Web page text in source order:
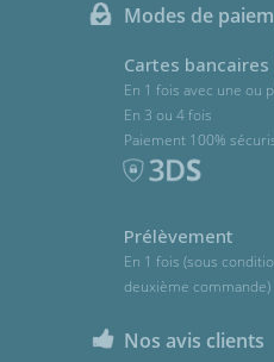
Modes de
Cartes bancaires
En 1 fois avec une ou
En 3 ou 4 fois
Paiement 100%
Prélèvement
En 1 fois (sous
deuxième commande)
Nos avis clients